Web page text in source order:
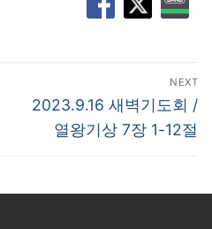
NEXT
Next
post:
2023.9.16 새벽기도회 /
열왕기상 7장 1-12절